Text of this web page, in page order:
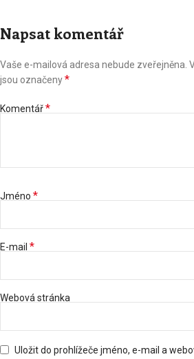
Napsat komentář
Vaše e-mailová adresa nebude zveřejněna.
jsou označeny*
Komentář*
Jméno *
E-mail *
Webová stránka
Uložit do prohlížeče jméno, e-mail a